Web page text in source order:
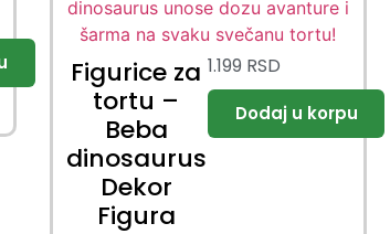
Figurice za
tortu –
Beba
dinosaurus
Dekor
Figura
1.199 RSD